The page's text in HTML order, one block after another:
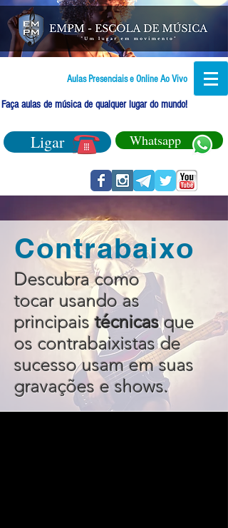
Aulas Presenciais e Online Ao Vivo
Faça aulas de música de qualquer lugar do mundo!
Ligar Whatsapp
Contrabaixo
Descubra como
tocar usando as
principaistécnicasque
os contrabaixistas de
sucesso usam em suas
gravações e shows.